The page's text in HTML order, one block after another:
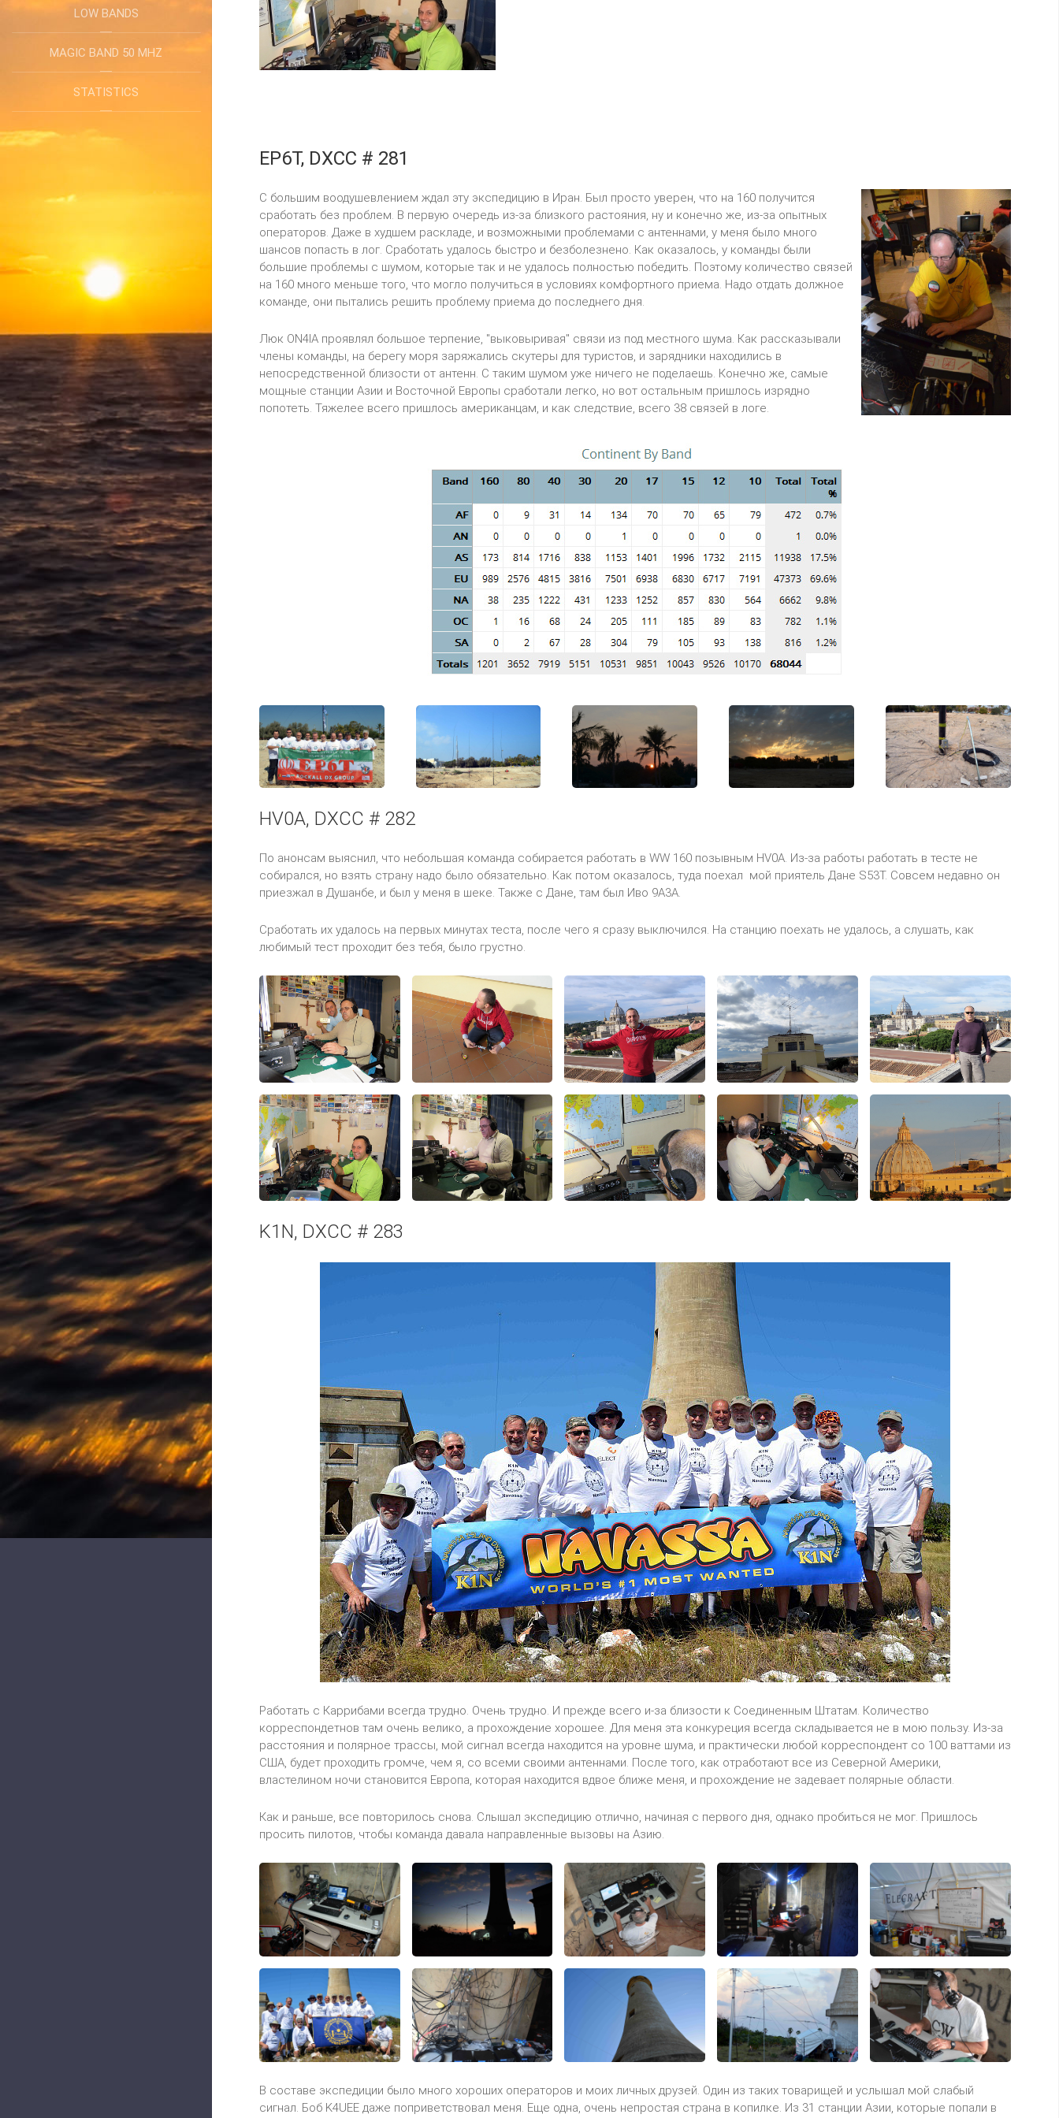
LOW BANDS
MAGIC BAND 50 MHZ
STATISTICS
EP6T, DXCC # 281
С большим воодушевлением ждал эту экспедицию в Иран. Был просто уверен, что на 160 получится
сработать без проблем. В первую очередь из-за близкого растояния, ну и конечно же, из-за опытных
операторов. Даже в худшем раскладе, и возможными проблемами с антеннами, у меня было много
шансов попасть в лог. Сработать удалось быстро и безболезнено. Как оказалось, у команды были
большие проблемы с шумом, которые так и не удалось полностью победить. Поэтому количество связей
на 160 много меньше того, что могло получиться в условиях комфортного приема. Надо отдать должное
команде, они пытались решить проблему приема до последнего дня.
Люк ON4IA проявлял большое терпение, "выковыривая" связи из под местного шума. Как рассказывали
члены команды, на берегу моря заряжались скутеры для туристов, и зарядники находились в
непосредственной близости от антенн. С таким шумом уже ничего не поделаешь. Конечно же, самые
мощные станции Азии и Восточной Европы сработали легко, но вот остальным пришлось изрядно
попотеть. Тяжелее всего пришлось американцам, и как следствие, всего 38 связей в логе.
HV0A, DXCC # 282
По анонсам выяснил, что небольшая команда собирается работать в WW 160 позывным HV0A. Из-за работы работать в тесте не
собирался, но взять страну надо было обязательно. Как потом оказалось, туда поехал мой приятель Дане S53T. Совсем недавно он
приезжал в Душанбе, и был у меня в шеке. Также с Дане, там был Иво 9A3A.
Сработать их удалось на первых минутах теста, после чего я сразу выключился. На станцию поехать не удалось, а слушать, как
любимый тест проходит без тебя, было грустно.
K1N, DXCC # 283
Работать с Каррибами всегда трудно. Очень трудно. И прежде всего и-за близости к Соединенным Штатам. Количество
корреспондетнов там очень велико, а прохождение хорошее. Для меня эта конкуреция всегда складывается не в мою пользу. Из-за
расстояния и полярное трассы, мой сигнал всегда находится на уровне шума, и практически любой корреспондент со 100 ваттами из
США, будет проходить громче, чем я, со всеми своими антеннами. После того, как отработают все из Северной Америки,
властелином ночи становится Европа, которая находится вдвое ближе меня, и прохождение не задевает полярные области.
Как и раньше, все повторилось снова. Слышал экспедицию отлично, начиная с первого дня, однако пробиться не мог. Пришлось
просить пилотов, чтобы команда давала направленные вызовы на Азию.
В составе экспедиции было много хороших операторов и моих личных друзей. Один из таких товарищей и услышал мой слабый
сигнал. Боб K4UEE даже поприветствовал меня. Еще одна, очень непростая страна в копилке. Из 31 станции Азии, которые попали в